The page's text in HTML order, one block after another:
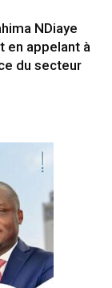
NDiaye
en appelant à
du secteur